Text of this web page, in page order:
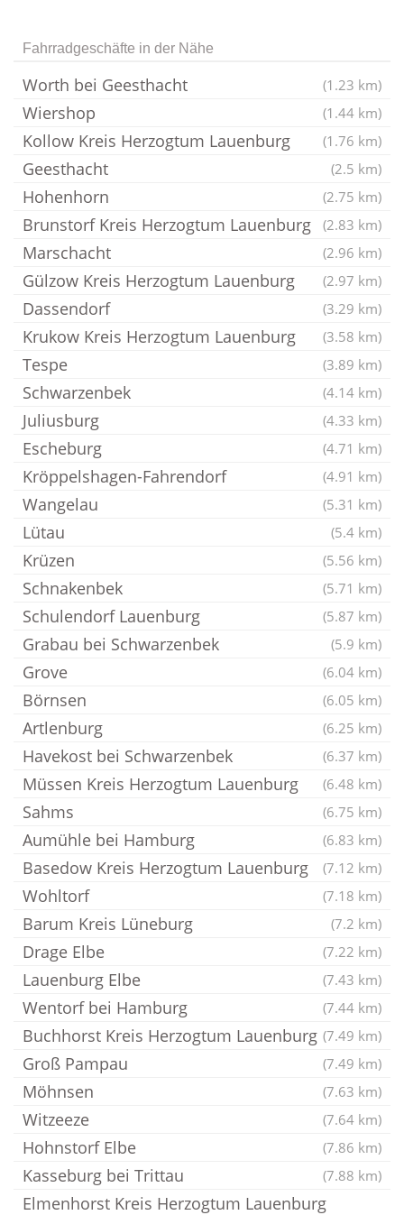
Fahrradgeschäfte in der Nähe
Worth bei Geesthacht (1.23 km)
Wiershop (1.44 km)
Kollow Kreis Herzogtum Lauenburg (1.76 km)
Geesthacht (2.5 km)
Hohenhorn (2.75 km)
Brunstorf Kreis Herzogtum Lauenburg (2.83 km)
Marschacht (2.96 km)
Gülzow Kreis Herzogtum Lauenburg (2.97 km)
Dassendorf (3.29 km)
Krukow Kreis Herzogtum Lauenburg (3.58 km)
Tespe (3.89 km)
Schwarzenbek (4.14 km)
Juliusburg (4.33 km)
Escheburg (4.71 km)
Kröppelshagen-Fahrendorf (4.91 km)
Wangelau (5.31 km)
Lütau (5.4 km)
Krüzen (5.56 km)
Schnakenbek (5.71 km)
Schulendorf Lauenburg (5.87 km)
Grabau bei Schwarzenbek (5.9 km)
Grove (6.04 km)
Börnsen (6.05 km)
Artlenburg (6.25 km)
Havekost bei Schwarzenbek (6.37 km)
Müssen Kreis Herzogtum Lauenburg (6.48 km)
Sahms (6.75 km)
Aumühle bei Hamburg (6.83 km)
Basedow Kreis Herzogtum Lauenburg (7.12 km)
Wohltorf (7.18 km)
Barum Kreis Lüneburg (7.2 km)
Drage Elbe (7.22 km)
Lauenburg Elbe (7.43 km)
Wentorf bei Hamburg (7.44 km)
Buchhorst Kreis Herzogtum Lauenburg (7.49 km)
Groß Pampau (7.49 km)
Möhnsen (7.63 km)
Witzeeze (7.64 km)
Hohnstorf Elbe (7.86 km)
Kasseburg bei Trittau (7.88 km)
Elmenhorst Kreis Herzogtum Lauenburg